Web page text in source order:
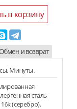
в корзину
Обмен и возврат
Минуты.
сталь
(серебро).